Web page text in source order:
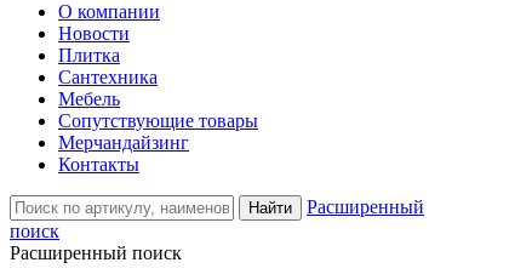
О компании
Новости
Плитка
Сантехника
Мебель
Сопутствующие товары
Мерчандайзинг
Контакты
Найти
Расширенный
поиск
Расширенный поиск